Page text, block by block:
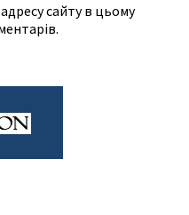
сайту в цьому